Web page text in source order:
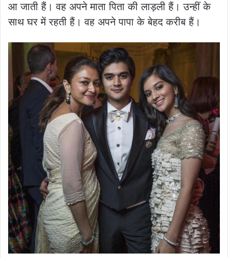
आ जाती हैं। वह अपने माता पिता की लाड़ली हैं। उन्हीं के
साथ घर में रहती हैं। वह अपने पापा के बेहद करीब हैं।